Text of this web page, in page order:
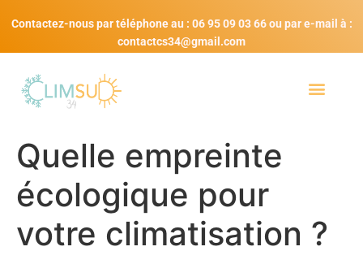
Contactez-nous par téléphone au : 06 95 09 03 66 ou par e-mail à :
contactcs34@gmail.com
Quelle empreinte
écologique pour
votre climatisation ?